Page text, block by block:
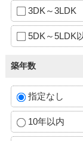
3DK～3LDK
5DK～5LDK
築年数
指定なし
10年以内